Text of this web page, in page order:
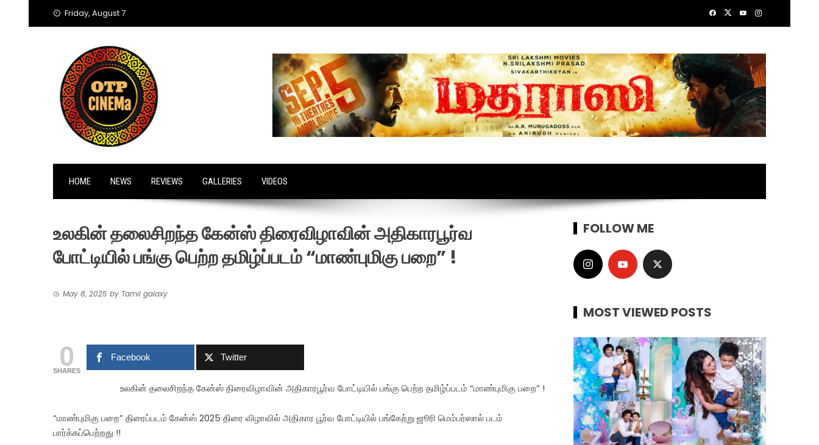
Friday, August 7
HOME NEWS REVIEWS GALLERIES VIDEOS
உலகின் தலைசிறந்த கேன்ஸ் திரைவிழாவின் அதிகாரபூர்வ
போட்டியில் பங்கு பெற்ற தமிழ்ப்படம் “மாண்புமிகு பறை” !
May 8, 2025 by Tamil galaxy
0
SHARES
Facebook Twitter
உலகின் தலைசிறந்த கேன்ஸ் திரைவிழாவின் அதிகாரபூர்வ போட்டியில் பங்கு பெற்ற தமிழ்ப்படம் “மாண்புமிகு பறை” !
“மாண்புமிகு பறை” திரைப்படம் கேன்ஸ் 2025 திரை விழாவில் அதிகார பூர்வ போட்டியில் பங்கேற்று ஜூரி மெம்பர்ஸால் படம்
பார்க்கப்பெற்றது !!
FOLLOW ME
MOST VIEWED POSTS